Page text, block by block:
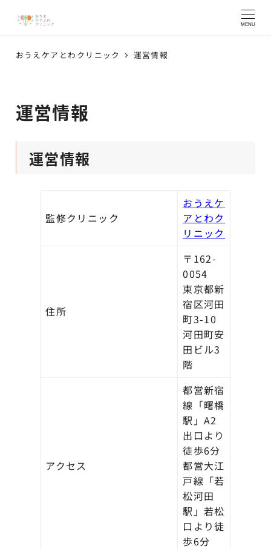
MENU
おうえケアとわクリニック 運営情報
運営情報
運営情報
監修クリニック
おうえケ
アとわク
リニック
住所
〒162-
0054
東京都新
宿区河田
町3-10
河田町安
田ビル3
階
アクセス
都営新宿
線「曙橋
駅」A2
出口より
徒歩6分
都営大江
戸線「若
松河田
駅」若松
口より徒
歩6分